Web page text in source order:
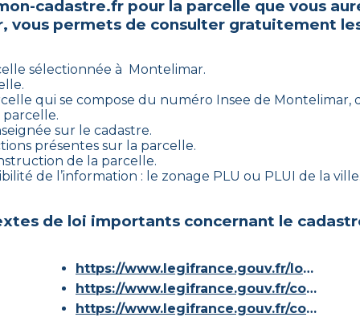
cadastre.fr pour la parcelle que vous
, vous permets de consulter gratuitement
sélectionnée à Montelimar.
qui se compose du numéro Insee de Montelimar,
sur le cadastre.
présentes sur la parcelle.
de la parcelle.
de l’information : le zonage PLU ou PLUI de la
de loi importants concernant le
https://www.legifrance.gouv.fr/loda/id/JORFTEXT000000686267/
https://www.legifrance.gouv.fr/codes/article_lc/LEGIARTI000036588629/
https://www.legifrance.gouv.fr/codes/id/LEGISCTA000006180153/